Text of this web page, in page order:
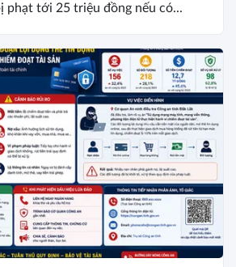
phạt tới 25 triệu đồng nếu có...